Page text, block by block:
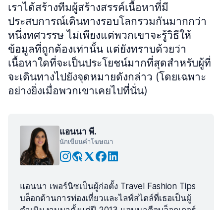
เราได้สร้างทีมผู้สร้างสรรค์เนื้อหาที่มี
ประสบการณ์เดินทางรอบโลกรวมกันมากกว่า
หนึ่งทศวรรษ ไม่เพียงแต่พวกเขาจะรู้วิธีให้
ข้อมูลที่ถูกต้องเท่านั้น แต่ยังทราบด้วยว่า
เนื้อหาใดที่จะเป็นประโยชน์มากที่สุดสำหรับผู้ที่
จะเดินทางไปยังจุดหมายดังกล่าว (โดยเฉพาะ
อย่างยิ่งเมื่อพวกเขาเคยไปที่นั่น)
แอนนา พี.
นักเขียนคำโฆษณา
แอนนา เพอร์นิซเป็นผู้ก่อตั้ง Travel Fashion Tips
บล็อกด้านการท่องเที่ยวและไลฟ์สไตล์ที่เธอเป็นผู้